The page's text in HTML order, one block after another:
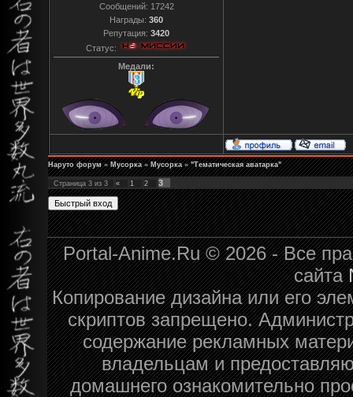
Сообщений: 17242
Награды: 360
Репутация: 3420
Статус:
Медали:
Наруто форум » Мусорка » Мусорка » "Тематическая аватарка"
Страница 3 из 3 « 1 2 3
Portal-Anime.Ru © 2026 - Все
сайта
Копирование дизайна или его
скриптов запрещено.
содержание рекламных
владельцам и
домашнего ознакомительно